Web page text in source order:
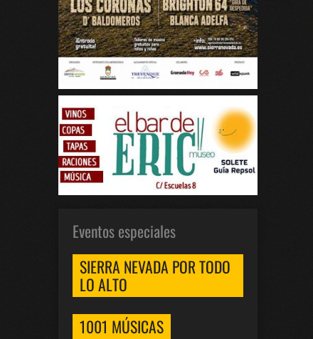
Eventos especiales
SIERRA NEVADA POR TODO
LO ALTO
1001 MÚSICAS